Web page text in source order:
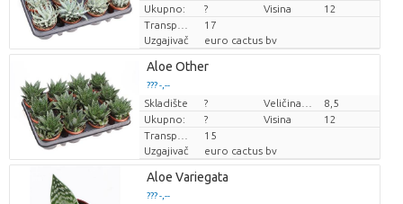
Ukupno:
? Visina
12
17
Uzgajivač
euro cactus bv
Aloe Other
??? -,--
Cijena po komadu
Skladište ?
8,5
Ukupno:
? Visina
12
15
Uzgajivač
euro cactus bv
Aloe Variegata
??? -,--